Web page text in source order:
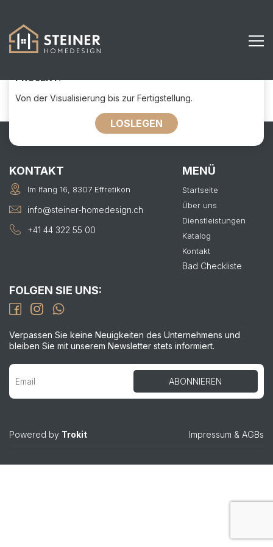
PROJEKT:
Von der Visualisierung bis zur Fertigstellung.
LOSLEGEN
KONTAKT
Im Ifang 16, 8307 Effretikon
info@steiner-homedesign.ch
+41 44 322 55 00
MENÜ
Startseite
Über uns
Dienstleistungen
Katalog
Kontakt
Bad Checkliste
FOLGEN SIE UNS:
Verpassen Sie keine Neuigkeiten des Unternehmens und
bleiben Sie mit unserem Newsletter stets informiert.
Powered by Trokit Impressum & AGBs